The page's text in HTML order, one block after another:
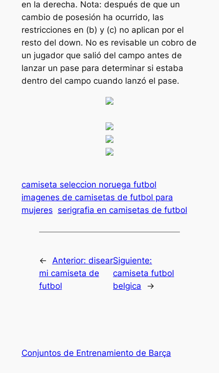
en la derecha. Nota: después de que un
cambio de posesión ha ocurrido, las
restricciones en (b) y (c) no aplican por el
resto del down. No es revisable un cobro de
un jugador que salió del campo antes de
lanzar un pase para determinar si estaba
dentro del campo cuando lanzó el pase.
camiseta seleccion noruega futbol
imagenes de camisetas de futbol para
mujeres serigrafia en camisetas de futbol
← Anterior: disear
mi camiseta de
futbol
Siguiente:
camiseta futbol
belgica
→
Conjuntos de Entrenamiento de Barça